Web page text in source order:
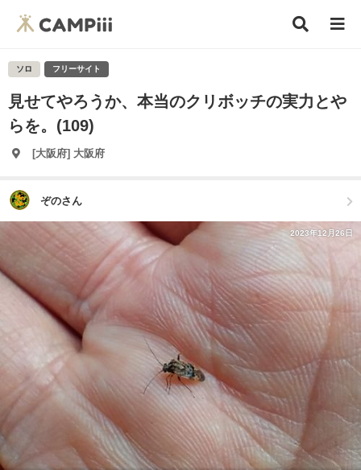
ソロ フリーサイト
見せてやろうか、本当のクリボッチの実力とや
らを。(109)
[大阪府] 大阪府
ぞのさん
2023年12月26日